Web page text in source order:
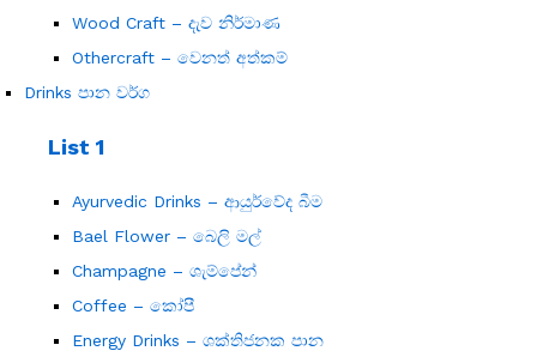
Wood Craft – දැව නිර්මාණ
Othercraft – වෙනත් අත්කම්
Drinks පාන වර්ග
List 1
Ayurvedic Drinks – ආයුර්වේද බීම
Bael Flower – බෙලි මල්
Champagne – ශැම්පේන්
Coffee – කෝපී
Energy Drinks – ශක්තිජනක පාන